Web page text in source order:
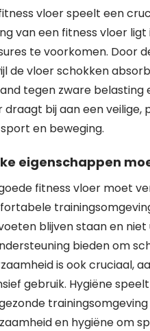
vloer speelt een
van een fitness vloer
te voorkomen. Door
de vloer schokken
tegen zware belasting
draagt bij aan een veilige,
en beweging.
eigenschappen
fitness vloer moet
blijven staan en
bieden om
is ook cruciaal,
gebruik. Hygiëne
en hygiëne om